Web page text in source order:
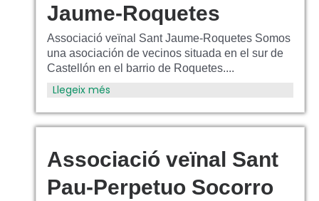
Jaume-Roquetes
Associació veïnal Sant Jaume-Roquetes Somos
una asociación de vecinos situada en el sur de
Castellón en el barrio de Roquetes....
Llegeix més
Associació veïnal Sant
Pau-Perpetuo Socorro